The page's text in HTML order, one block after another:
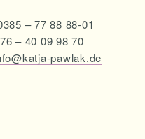
– 77 88 88-01
– 40 09 98 70
pawlak.de